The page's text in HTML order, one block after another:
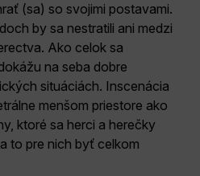
(sa) so svojimi postavami.
by sa nestratili ani medzi
Ako celok sa
na seba dobre
situáciách. Inscenácia
menšom priestore ako
ktoré sa herci a herečky
to pre nich byť celkom